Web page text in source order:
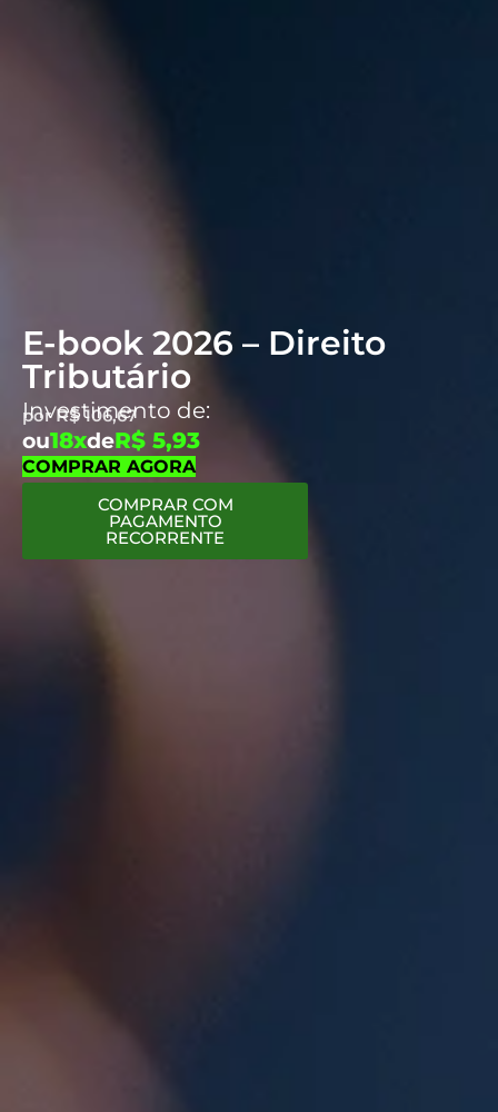
E-book 2026 – Direito
Tributário
Investimento de:
porR$106,67
ou18xdeR$ 5,93
COMPRAR AGORA
COMPRAR COM
PAGAMENTO
RECORRENTE